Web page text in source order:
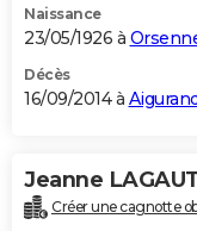
Naissance
23/05/1926 à
Décès
16/09/2014 à
Jeanne
Créer une cagnotte